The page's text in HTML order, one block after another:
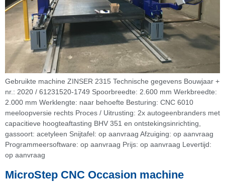
Gebruikte machine ZINSER 2315 Technische gegevens Bouwjaar +
nr.: 2020 / 61231520-1749 Spoorbreedte: 2.600 mm Werkbreedte:
2.000 mm Werklengte: naar behoefte Besturing: CNC 6010
meeloopversie rechts Proces / Uitrusting: 2x autogeenbranders met
capacitieve hoogteaftasting BHV 351 en ontstekingsinrichting,
gassoort: acetyleen Snijtafel: op aanvraag Afzuiging: op aanvraag
Programmeer­software: op aanvraag Prijs: op aanvraag Levertijd:
op aanvraag
MicroStep CNC Occasion machine